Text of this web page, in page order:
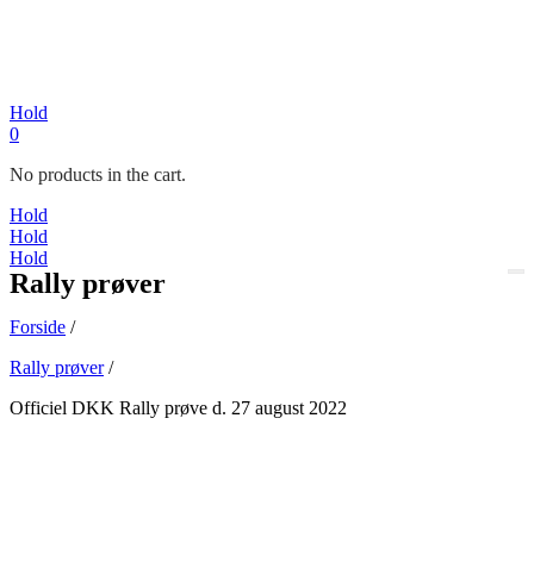
Hold
0
No products in the cart.
Hold
Hold
Hold
Rally prøver
Forside /
Rally prøver/
Officiel DKK Rally prøve d. 27 august 2022